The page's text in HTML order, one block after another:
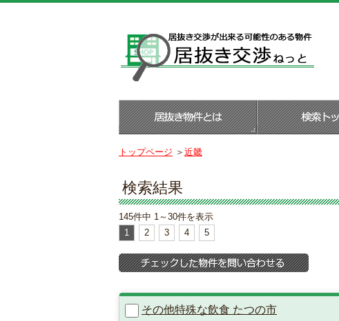
トップページ ＞ 近畿
検索結果
145件中 1～30件を表示
1
2 3 4 5
その他特殊な飲食 たつの市